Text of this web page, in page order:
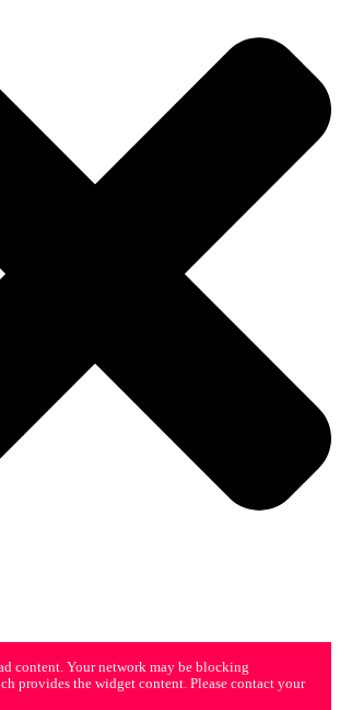
content. Your network may be blocking
provides the widget content. Please contact your